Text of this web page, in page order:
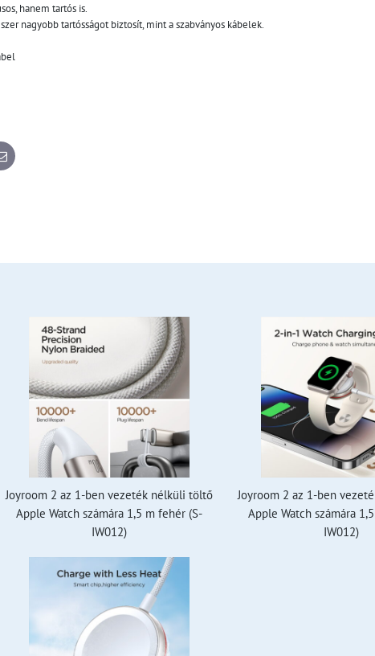
hanem tartós is.
nagyobb tartósságot biztosít, mint a szabványos kábelek.
E-
mail
Joyroom 2 az 1-ben vezeték nélküli töltő
Apple Watch számára 1,5 m fehér (S-
IW012)
Joyroom 2 az 1-ben
Apple Watch számára
IW012)